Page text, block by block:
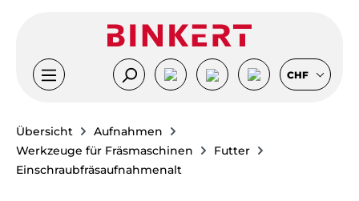
CHF
Übersicht
Aufnahmen
Werkzeuge für Fräsmaschinen
Futter
Einschraubfräsaufnahmenalt